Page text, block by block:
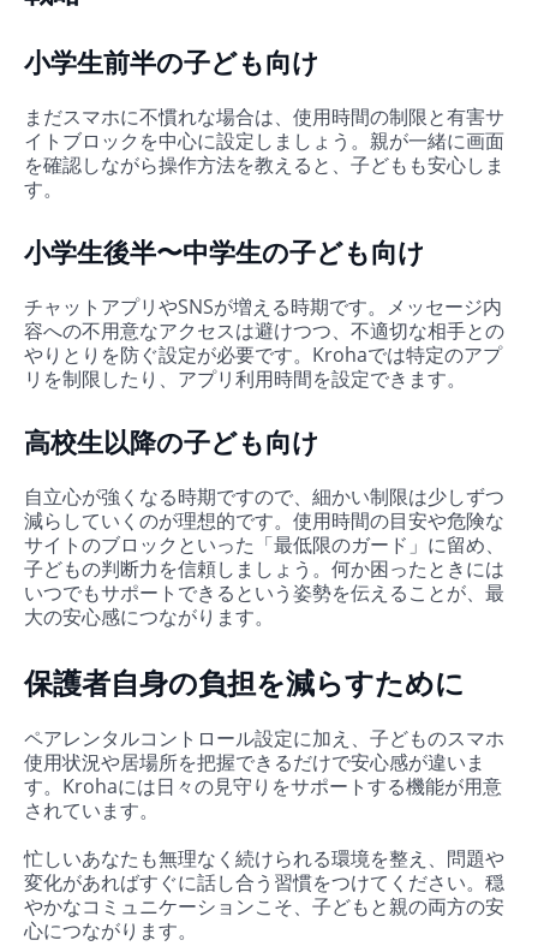
小学生前半の子ども向け
まだスマホに不慣れな場合は、使用時間の制限と有害サ
イトブロックを中心に設定しましょう。親が一緒に画面
を確認しながら操作方法を教えると、子どもも安心しま
す。
小学生後半〜中学生の子ども向け
チャットアプリやSNSが増える時期です。メッセージ内
容への不用意なアクセスは避けつつ、不適切な相手との
やりとりを防ぐ設定が必要です。Krohaでは特定のアプ
リを制限したり、アプリ利用時間を設定できます。
高校生以降の子ども向け
自立心が強くなる時期ですので、細かい制限は少しずつ
減らしていくのが理想的です。使用時間の目安や危険な
サイトのブロックといった「最低限のガード」に留め、
子どもの判断力を信頼しましょう。何か困ったときには
いつでもサポートできるという姿勢を伝えることが、最
大の安心感につながります。
保護者自身の負担を減らすために
ペアレンタルコントロール設定に加え、子どものスマホ
使用状況や居場所を把握できるだけで安心感が違いま
す。Krohaには日々の見守りをサポートする機能が用意
されています。
忙しいあなたも無理なく続けられる環境を整え、問題や
変化があればすぐに話し合う習慣をつけてください。穏
やかなコミュニケーションこそ、子どもと親の両方の安
心につながります。